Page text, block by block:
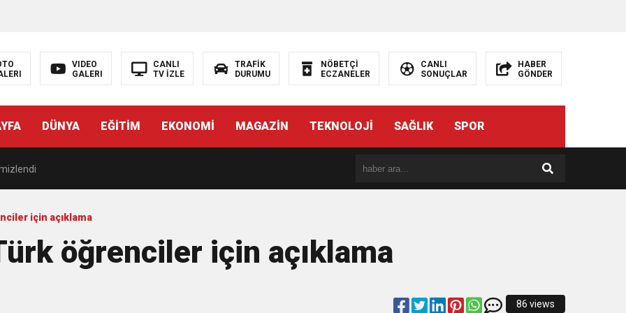
VIDEO
GALERI
CANLI
TV İZLE
TRAFİK
DURUMU
NÖBETÇİ
ECZANELER
CANLI
SONUÇLAR
HABER
GÖNDER
DÜNYA EĞİTİM EKONOMİ MAGAZİN TEKNOLOJİ SAĞLIK SPOR
FARKI
ÇOCUKLAR DA ŞEN ŞAKRAK
ALTYAPISINA GÜÇLÜ YATIRIM
için açıklama
öğrenciler için açıklama
86 views